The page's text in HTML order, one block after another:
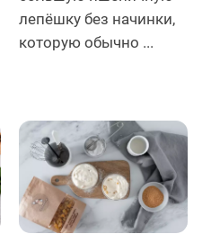
лепёшку без начинки,
которую обычно ...